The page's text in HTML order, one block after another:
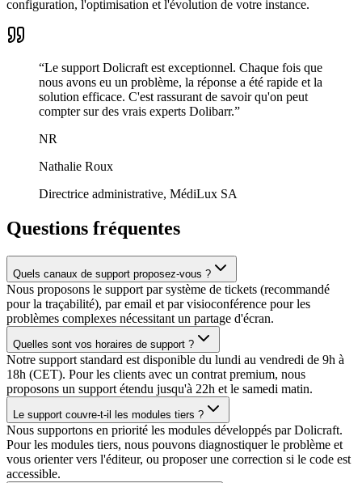
configuration, l'optimisation et l'évolution de votre instance.
“Le support Dolicraft est exceptionnel. Chaque fois que
nous avons eu un problème, la réponse a été rapide et la
solution efficace. C'est rassurant de savoir qu'on peut
compter sur des vrais experts Dolibarr.”
NR
Nathalie Roux
Directrice administrative, MédiLux SA
Questions fréquentes
Quels canaux de support proposez-vous ?
Nous proposons le support par système de tickets (recommandé
pour la traçabilité), par email et par visioconférence pour les
problèmes complexes nécessitant un partage d'écran.
Quelles sont vos horaires de support ?
Notre support standard est disponible du lundi au vendredi de 9h à
18h (CET). Pour les clients avec un contrat premium, nous
proposons un support étendu jusqu'à 22h et le samedi matin.
Le support couvre-t-il les modules tiers ?
Nous supportons en priorité les modules développés par Dolicraft.
Pour les modules tiers, nous pouvons diagnostiquer le problème et
vous orienter vers l'éditeur, ou proposer une correction si le code est
accessible.